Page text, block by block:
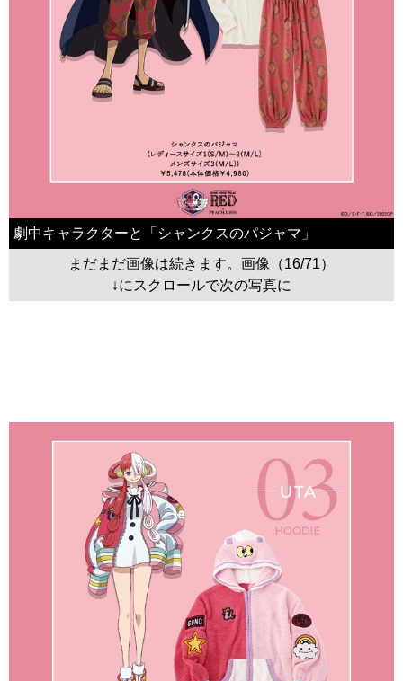
劇中キャラクターと「シャンクスのパジャマ」
まだまだ画像は続きます。画像（16/71）
↓にスクロールで次の写真に